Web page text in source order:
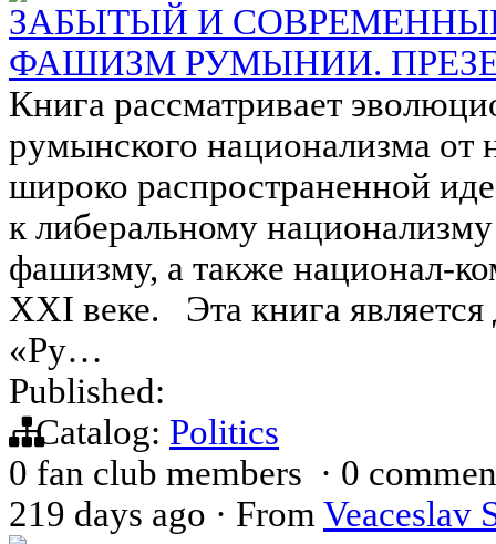
ЗАБЫТЫЙ И
ФАШИЗМ РУМЫНИИ.
Книга рассматривает
румынского национализма от
широко распространенной
к либеральному
фашизму, а также национал-
XXI веке. Эта книга
«Ру…
Published:
Catalog: Politics
0 fan club members · 0
219 days ago · From Veaceslav